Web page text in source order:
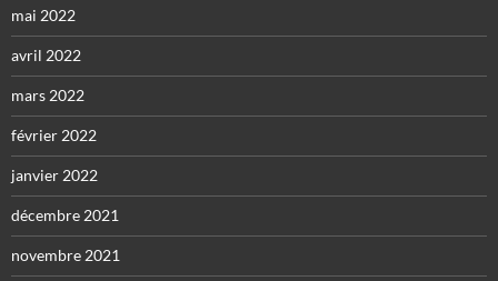
mai 2022
avril 2022
mars 2022
février 2022
janvier 2022
décembre 2021
novembre 2021